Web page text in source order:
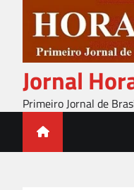
content
Jornal
Primeiro Jornal de